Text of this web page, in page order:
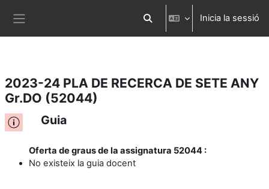
Ves al contingut principal Commuta l'entrada de la cerca
Inicia la sessió
2023-24 PLA DE RECERCA DE SETE ANY
Gr.DO (52044)
Guia
Oferta de graus de la assignatura 52044 :
No existeix la guia docent